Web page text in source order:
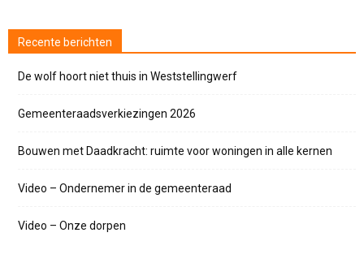
Recente berichten
De wolf hoort niet thuis in Weststellingwerf
Gemeenteraadsverkiezingen 2026
Bouwen met Daadkracht: ruimte voor woningen in alle kernen
Video – Ondernemer in de gemeenteraad
Video – Onze dorpen